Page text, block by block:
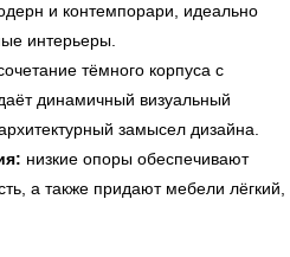
и контемпорари, идеально
интерьеры.
тёмного корпуса с
динамичный визуальный
замысел дизайна.
низкие опоры обеспечивают
а также придают мебели лёгкий,